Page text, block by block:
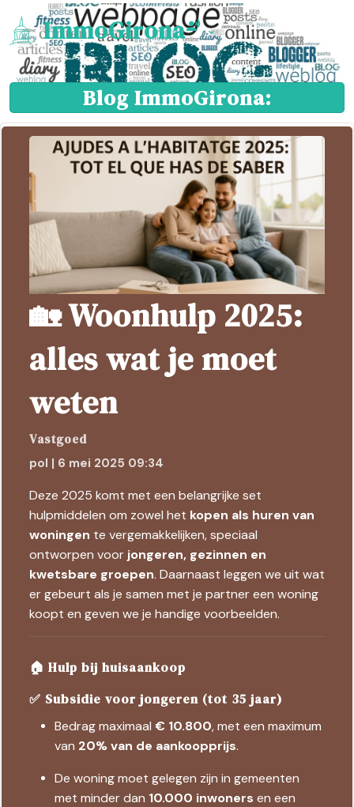
ImmoGirona
Blog ImmoGirona:
🏡 Woonhulp 2025:
alles wat je moet
weten
Vastgoed
pol | 6 mei 2025 09:34
Deze 2025 komt met een belangrijke set
hulpmiddelen om zowel het kopen als huren van
woningen te vergemakkelijken, speciaal
ontworpen voor jongeren, gezinnen en
kwetsbare groepen. Daarnaast leggen we uit wat
er gebeurt als je samen met je partner een woning
koopt en geven we je handige voorbeelden.
🏠 Hulp bij huisaankoop
✅ Subsidie voor jongeren (tot 35 jaar)
Bedrag maximaal € 10.800, met een maximum
van 20% van de aankoopprijs.
De woning moet gelegen zijn in gemeenten
met minder dan 10.000 inwoners en een